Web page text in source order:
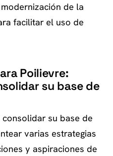
de la
facilitar el uso de
Poilievre:
su base de
su base de
varias estrategias
y aspiraciones de